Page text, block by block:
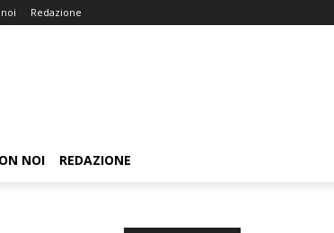
Redazione
NOI REDAZIONE